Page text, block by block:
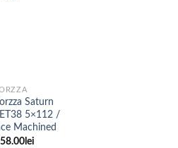
Saturn
5×112 /
Machined
lei